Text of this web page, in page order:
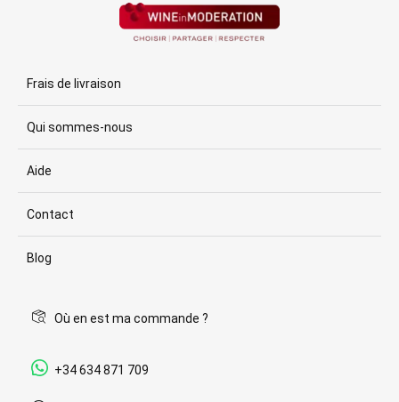
Frais de livraison
Qui sommes-nous
Aide
Contact
Blog
Où en est ma commande ?
+34 634 871 709